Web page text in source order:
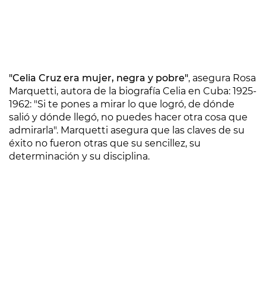
"Celia Cruz era mujer, negra y pobre", asegura Rosa
Marquetti, autora de la biografía Celia en Cuba: 1925-
1962: "Si te pones a mirar lo que logró, de dónde
salió y dónde llegó, no puedes hacer otra cosa que
admirarla". Marquetti asegura que las claves de su
éxito no fueron otras que su sencillez, su
determinación y su disciplina.